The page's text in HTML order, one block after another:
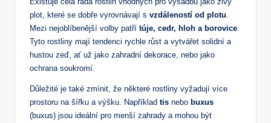
plot, které se dobře vyrovnávají s vzdáleností od plotu
Mezi nejoblíbenější volby patří túje, cedr, hloh a borovice
Tyto rostliny mají tendenci rychle růst a vytvářet solidní a
hustou zeď, ať už jako zahradní dekorace, nebo jako
ochrana soukromí.
Důležité je také zmínit, že některé rostliny vyžadují více
prostoru na šířku a výšku. Například tis nebo buxus
(buxus) jsou ideální pro menší zahrady a mohou být